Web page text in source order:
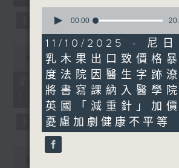
minutes,
seconds
seconds
minutes,
seconds
00:00
第一部份 Part 1
11:00)
seconds
20
minutes,
33
seconds
00:00
11/10/2025 - 尼日
乳木果出口致價格
度法院因醫生字跡
將書寫課納入醫學院
英國「減重針」加
憂慮加劇健康不平等